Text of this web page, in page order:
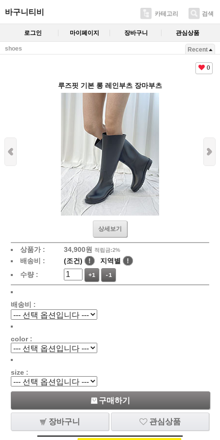
바구니티비 카테고리 검색
로그인 마이페이지 장바구니 관심상품
shoes Recent
0
루즈핏 기본 롱 레인부츠 장마부츠
상세보기
상품가 : 34,900원 적립금:2%
배송비 : (조건) ! 지역별
!
수량 :
+1 -1
배송비 :
color :
size :
구매하기
장바구니 관심상품